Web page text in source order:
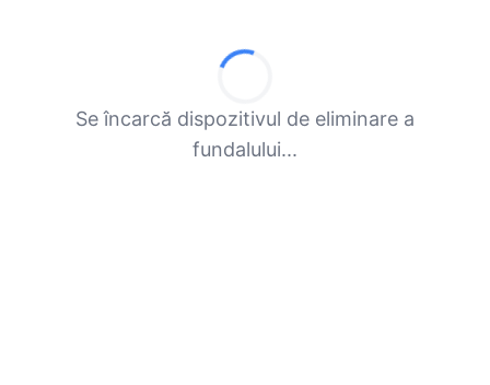
Se încarcă dispozitivul de eliminare a
fundalului...